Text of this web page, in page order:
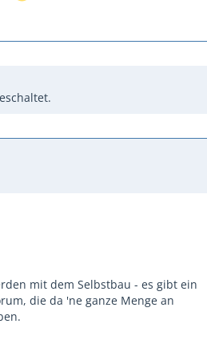
mit dem Selbstbau - es gibt ein
die da 'ne ganze Menge an